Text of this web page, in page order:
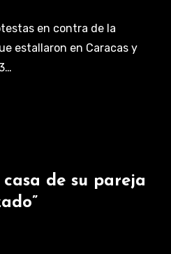
en contra de la
estallaron en Caracas y
de su pareja